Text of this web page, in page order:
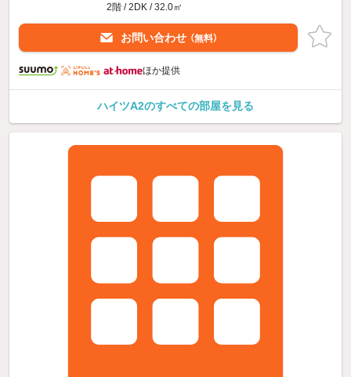
2階 / 2DK / 32.0㎡
お問い合わせ （無料）
ほか提供
ハイツA2のすべての部屋を見る